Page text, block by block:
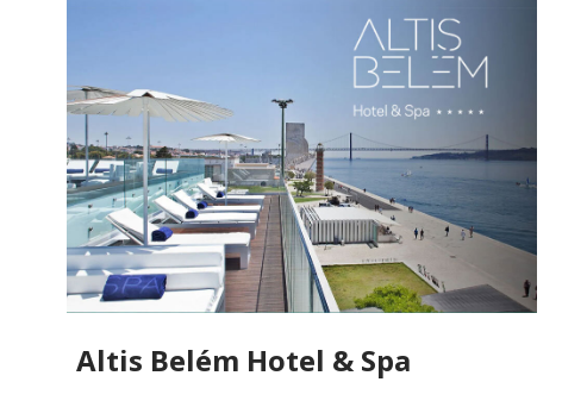
Altis Belém Hotel & Spa